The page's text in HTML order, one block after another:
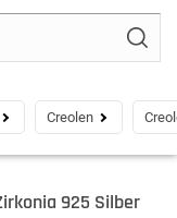
Creolen
925 Silber